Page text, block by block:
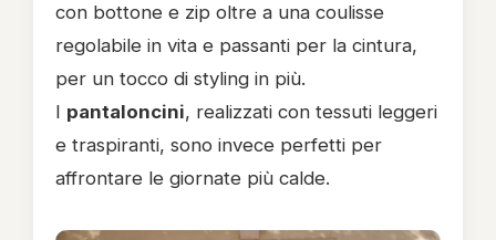
con bottone e zip oltre a una coulisse
regolabile in vita e passanti per la cintura,
per un tocco di styling in più.
I pantaloncini, realizzati con tessuti leggeri
e traspiranti, sono invece perfetti per
affrontare le giornate più calde.